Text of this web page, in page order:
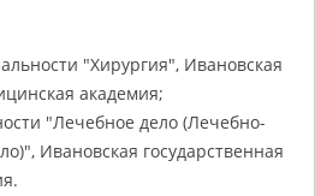
"Хирургия", Ивановская
академия;
"Лечебное дело (Лечебно-
Ивановская государственная